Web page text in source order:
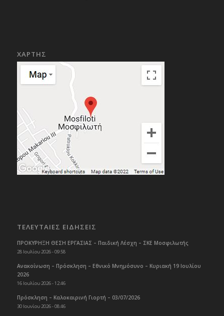
ΧΑΡΤΗΣ
ΤΕΛΕΥΤΑΙΕΣ ΕΙΔΗΣΕΙΣ
ΠΡΟΚΥΡΗΞΗ ΘΕΣΗ ΕΡΓΑΣΙΑΣ – Παιδική Λέσχη – ΣΚΕ Μοσφιλωτής
28 Ιουλίου 2026 - 09:58
Ανακοίνωση – Πρόσκληση – Εθνικό Μνημόσυνο – Κυριακή 19 Ιουλίου
2026
16 Ιουλίου 2026 - 12:46
Πρόσκληση – Καλοκαιρινή Γιορτή – 03/07/2026
30 Ιουνίου 2026 - 08:46